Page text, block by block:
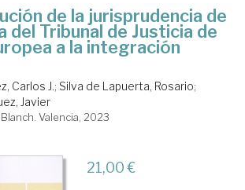
de la jurisprudencia de
del Tribunal de Justicia de
a la integración
Carlos J.; Silva de Lapuerta, Rosario;
Javier
Valencia, 2023
21,00 €